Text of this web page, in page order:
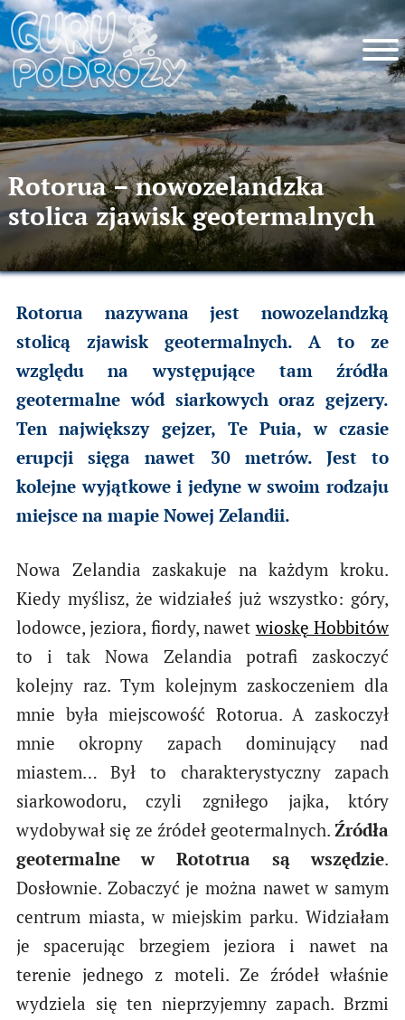
Rotorua – nowozelandzka
stolica zjawisk geotermalnych
Rotorua nazywana jest nowozelandzką
stolicą zjawisk geotermalnych. A to ze
względu na występujące tam źródła
geotermalne wód siarkowych oraz gejzery.
Ten największy gejzer, Te Puia, w czasie
erupcji sięga nawet 30 metrów. Jest to
kolejne wyjątkowe i jedyne w swoim rodzaju
miejsce na mapie Nowej Zelandii.
Nowa Zelandia zaskakuje na każdym kroku.
Kiedy myślisz, że widziałeś już wszystko: góry,
lodowce, jeziora, fiordy, nawetwioskę Hobbitów
to i tak Nowa Zelandia potrafi zaskoczyć
kolejny raz. Tym kolejnym zaskoczeniem dla
mnie była miejscowość Rotorua. A zaskoczył
mnie okropny zapach dominujący nad
miastem… Był to charakterystyczny zapach
siarkowodoru, czyli zgniłego jajka, który
wydobywał się ze źródeł geotermalnych.Źródła
geotermalne w Rototrua są wszędzie.
Dosłownie. Zobaczyć je można nawet w samym
centrum miasta, w miejskim parku. Widziałam
je spacerując brzegiem jeziora i nawet na
terenie jednego z moteli. Ze źródeł właśnie
wydziela się ten nieprzyjemny zapach. Brzmi